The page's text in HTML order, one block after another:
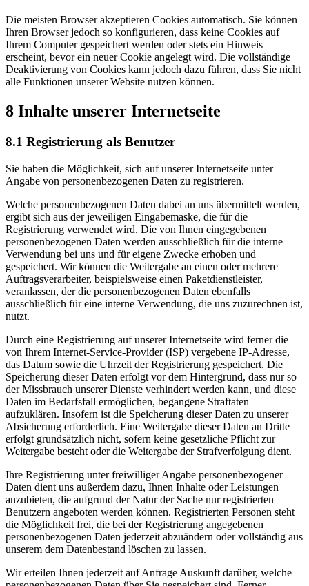
Die meisten Browser akzeptieren Cookies automatisch. Sie können
Ihren Browser jedoch so konfigurieren, dass keine Cookies auf
Ihrem Computer gespeichert werden oder stets ein Hinweis
erscheint, bevor ein neuer Cookie angelegt wird. Die vollständige
Deaktivierung von Cookies kann jedoch dazu führen, dass Sie nicht
alle Funktionen unserer Website nutzen können.
8 Inhalte unserer Internetseite
8.1 Registrierung als Benutzer
Sie haben die Möglichkeit, sich auf unserer Internetseite unter
Angabe von personenbezogenen Daten zu registrieren.
Welche personenbezogenen Daten dabei an uns übermittelt werden,
ergibt sich aus der jeweiligen Eingabemaske, die für die
Registrierung verwendet wird. Die von Ihnen eingegebenen
personenbezogenen Daten werden ausschließlich für die interne
Verwendung bei uns und für eigene Zwecke erhoben und
gespeichert. Wir können die Weitergabe an einen oder mehrere
Auftragsverarbeiter, beispielsweise einen Paketdienstleister,
veranlassen, der die personenbezogenen Daten ebenfalls
ausschließlich für eine interne Verwendung, die uns zuzurechnen ist,
nutzt.
Durch eine Registrierung auf unserer Internetseite wird ferner die
von Ihrem Internet-Service-Provider (ISP) vergebene IP-Adresse,
das Datum sowie die Uhrzeit der Registrierung gespeichert. Die
Speicherung dieser Daten erfolgt vor dem Hintergrund, dass nur so
der Missbrauch unserer Dienste verhindert werden kann, und diese
Daten im Bedarfsfall ermöglichen, begangene Straftaten
aufzuklären. Insofern ist die Speicherung dieser Daten zu unserer
Absicherung erforderlich. Eine Weitergabe dieser Daten an Dritte
erfolgt grundsätzlich nicht, sofern keine gesetzliche Pflicht zur
Weitergabe besteht oder die Weitergabe der Strafverfolgung dient.
Ihre Registrierung unter freiwilliger Angabe personenbezogener
Daten dient uns außerdem dazu, Ihnen Inhalte oder Leistungen
anzubieten, die aufgrund der Natur der Sache nur registrierten
Benutzern angeboten werden können. Registrierten Personen steht
die Möglichkeit frei, die bei der Registrierung angegebenen
personenbezogenen Daten jederzeit abzuändern oder vollständig aus
unserem dem Datenbestand löschen zu lassen.
Wir erteilen Ihnen jederzeit auf Anfrage Auskunft darüber, welche